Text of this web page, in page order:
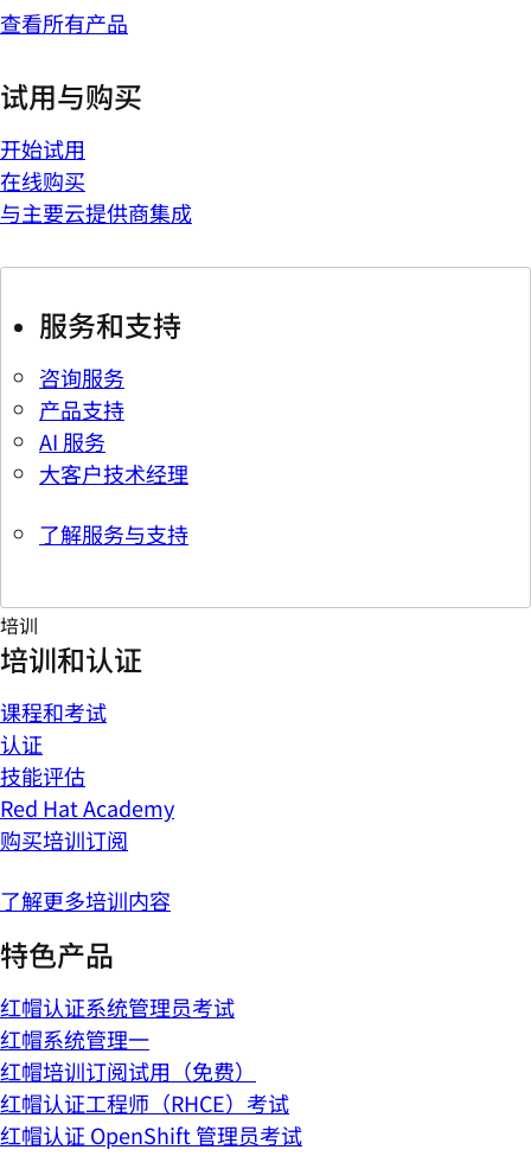
查看所有产品
试用与购买
开始试用
在线购买
与主要云提供商集成
服务和支持
咨询服务
产品支持
AI 服务
大客户技术经理
了解服务与支持
培训
培训和认证
课程和考试
认证
技能评估
Red Hat Academy
购买培训订阅
了解更多培训内容
特色产品
红帽认证系统管理员考试
红帽系统管理一
红帽培训订阅试用（免费）
红帽认证工程师（RHCE）考试
红帽认证 OpenShift 管理员考试